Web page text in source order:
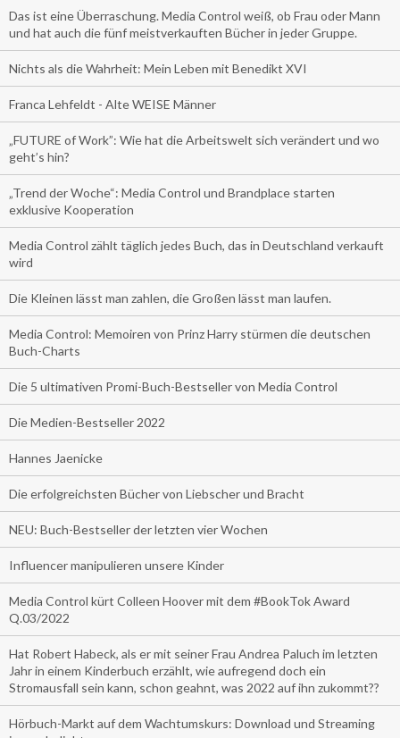
Das ist eine Überraschung. Media Control weiß, ob Frau oder Mann
und hat auch die fünf meistverkauften Bücher in jeder Gruppe.
Nichts als die Wahrheit: Mein Leben mit Benedikt XVI
Franca Lehfeldt - Alte WEISE Männer
„FUTURE of Work”: Wie hat die Arbeitswelt sich verändert und wo
geht’s hin?
„Trend der Woche“: Media Control und Brandplace starten
exklusive Kooperation
Media Control zählt täglich jedes Buch, das in Deutschland verkauft
wird
Die Kleinen lässt man zahlen, die Großen lässt man laufen.
Media Control: Memoiren von Prinz Harry stürmen die deutschen
Buch-Charts
Die 5 ultimativen Promi-Buch-Bestseller von Media Control
Die Medien-Bestseller 2022
Hannes Jaenicke
Die erfolgreichsten Bücher von Liebscher und Bracht
NEU: Buch-Bestseller der letzten vier Wochen
Influencer manipulieren unsere Kinder
Media Control kürt Colleen Hoover mit dem #BookTok Award
Q.03/2022
Hat Robert Habeck, als er mit seiner Frau Andrea Paluch im letzten
Jahr in einem Kinderbuch erzählt, wie aufregend doch ein
Stromausfall sein kann, schon geahnt, was 2022 auf ihn zukommt??
Hörbuch-Markt auf dem Wachtumskurs: Download und Streaming